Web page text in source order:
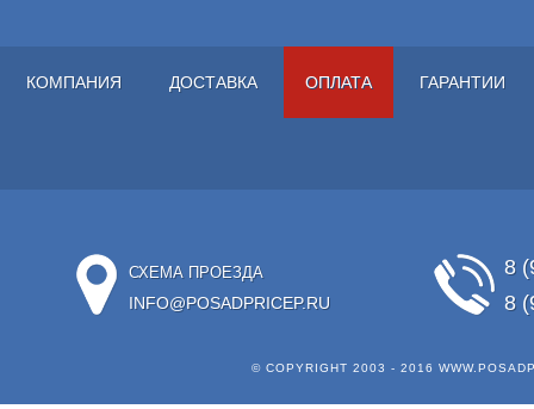
КОМПАНИЯ ДОСТАВКА ОПЛАТА ГАРАНТИИ
СХЕМА ПРОЕЗДА
INFO@POSADPRICEP.RU
8
8
© COPYRIGHT 2003 - 2016